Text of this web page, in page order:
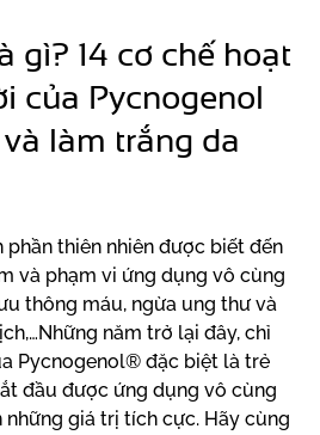
gì? 14 cơ chế hoạt
của Pycnogenol
làm trắng da
thiên nhiên được biết đến
và phạm vi ứng dụng vô cùng
thông máu, ngừa ung thư và
năm trở lại đây, chỉ
Pycnogenol® đặc biệt là trẻ
đầu được ứng dụng vô cùng
những giá trị tích cực. Hãy cùng